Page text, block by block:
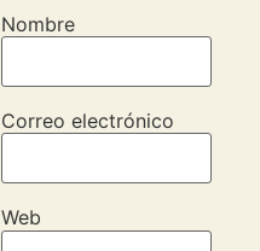
Nombre
Correo electrónico
Web